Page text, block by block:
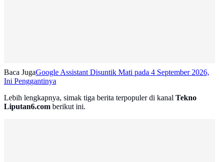
Baca JugaGoogle Assistant Disuntik Mati pada 4 September 2026,
Ini Penggantinya
Lebih lengkapnya, simak tiga berita terpopuler di kanal Tekno
Liputan6.com berikut ini.